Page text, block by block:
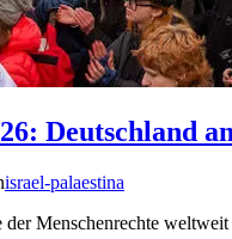
Deutschland
israel-palaestina
Menschenrechte